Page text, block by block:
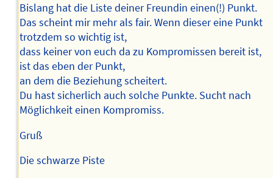
Bislang hat die Liste deiner Freundin einen(!) Punkt.
Das scheint mir mehr als fair. Wenn dieser eine Punkt
trotzdem so wichtig ist,
dass keiner von euch da zu Kompromissen bereit ist,
ist das eben der Punkt,
an dem die Beziehung scheitert.
Du hast sicherlich auch solche Punkte. Sucht nach
Möglichkeit einen Kompromiss.
Gruß
Die schwarze Piste